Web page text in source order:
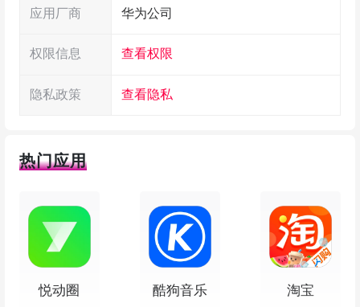
1、一键傻瓜式测速，下载速度、上传速度、
网络延时图表实时跟踪显示。这个设计就是为了让
你不用看复杂数字也能一眼知道网速状况。
应用厂商 华为公司
权限信息 查看权限
隐私政策 查看隐私
热门应用
悦动圈 酷狗音乐 淘宝